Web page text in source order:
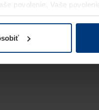
povolenie. Vaše
ochrane osobných údajov